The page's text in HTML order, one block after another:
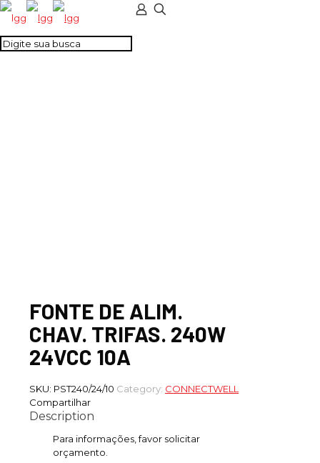
FONTE DE ALIM.
CHAV. TRIFAS. 240W
24VCC 10A
SKU: PST240/24/10 Category: CONNECTWELL
Compartilhar
Description
Para informações, favor solicitar
orçamento.